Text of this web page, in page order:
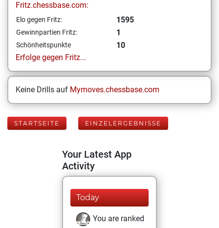
Fritz.chessbase.com:
Elo gegen Fritz: 1595
Gewinnpartien Fritz: 1
Schönheitspunkte
10
Erfolge gegen Fritz...
Keine Drills auf Mymoves.chessbase.com
STARTSEITE EINZELERGEBNISSE
Your Latest App
Activity
Today
You are ranked